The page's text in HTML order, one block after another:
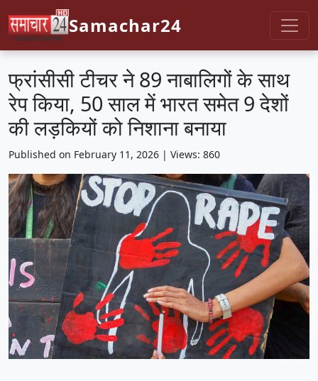
Samachar24
फ्रांसीसी टीचर ने 89 नाबालिगों के साथ
रेप किया, 50 साल में भारत समेत 9 देशों
की लड़कियों को निशाना बनाया
Published on February 11, 2026 | Views: 860